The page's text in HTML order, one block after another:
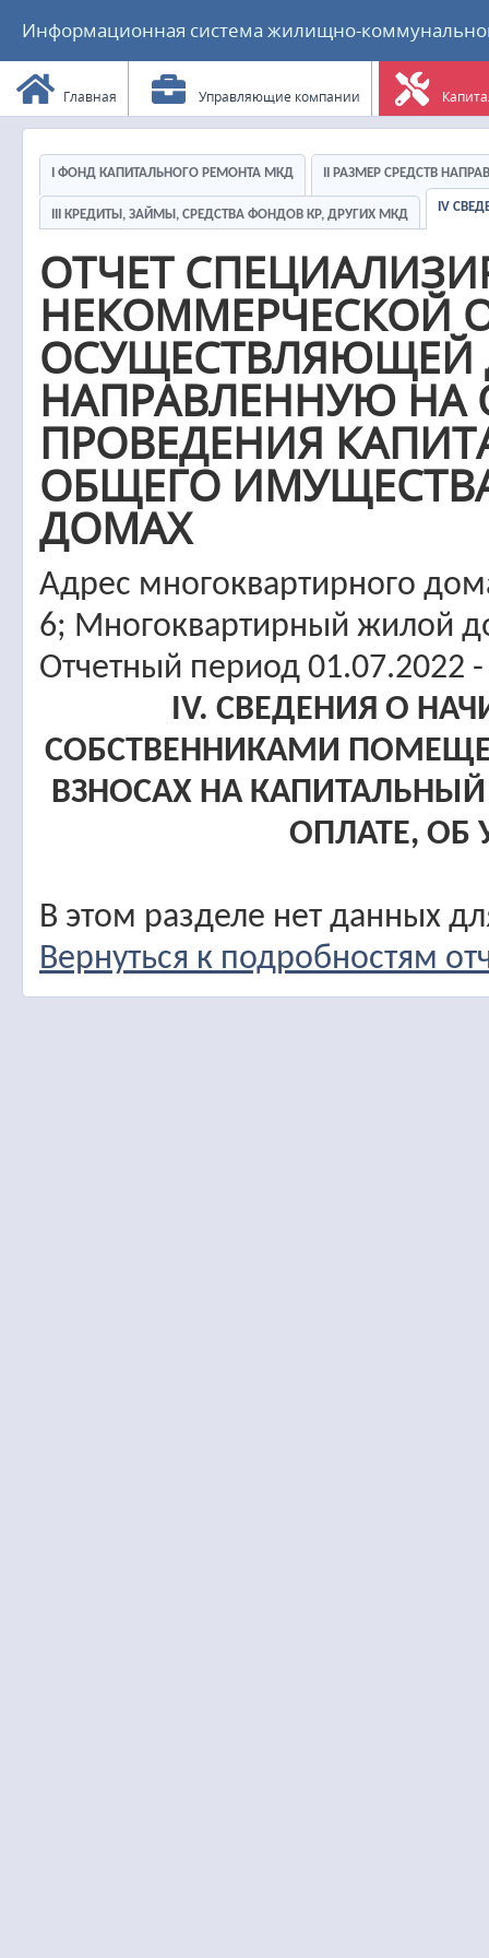
Информационная система жилищно-
Главная Управляющие компании
I ФОНД КАПИТАЛЬНОГО РЕМОНТА МКД II РАЗМЕР СРЕДСТВ
III КРЕДИТЫ, ЗАЙМЫ, СРЕДСТВА ФОНДОВ КР, ДРУГИХ МКД
IV
ОТЧЕТ
НЕКОММЕРЧЕСКОЙ
ОСУЩЕСТВЛЯЮЩЕЙ
НАПРАВЛЕННУЮ НА
ПРОВЕДЕНИЯ
ОБЩЕГО
ДОМАХ
Адрес многоквартирного
6; Многоквартирный жилой
Отчетный период 01.07.2022
IV. СВЕДЕНИЯ О
СОБСТВЕННИКАМИ
ВЗНОСАХ НА
ОПЛАТЕ, ОБ
В этом разделе нет данных
Вернуться к подробностям